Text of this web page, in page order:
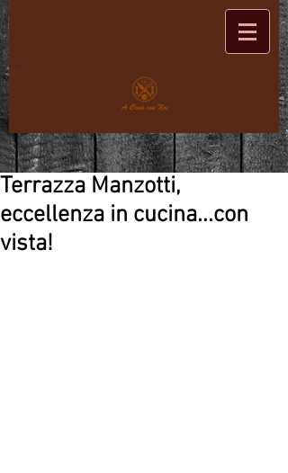
Terrazza Manzotti,
eccellenza in cucina...con
vista!